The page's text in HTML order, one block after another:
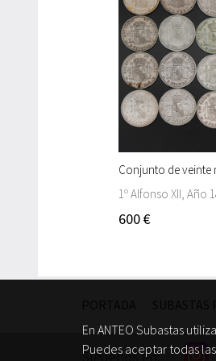
Conjunto de veinte
1º Alfonso XII, Año
600 €
Síguenos en:
En ANTEO Subastas
Puedes aceptar todas